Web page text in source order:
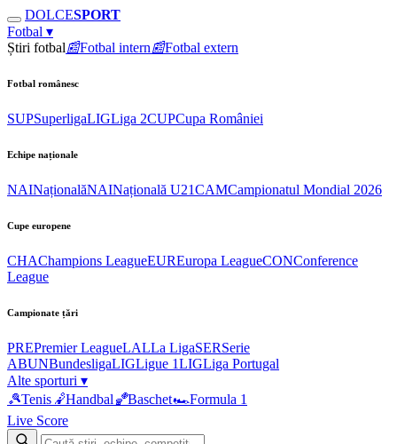
DOLCESPORT
Fotbal ▾
Știri fotbal📰Fotbal intern📰Fotbal extern
Fotbal românesc
SUPSuperligaLIGLiga 2CUPCupa României
Echipe naționale
NAINaționalăNAINațională U21CAMCampionatul Mondial 2026
Cupe europene
CHAChampions LeagueEUREuropa LeagueCONConference
League
Campionate țări
PREPremier LeagueLALLa LigaSERSerie
ABUNBundesligaLIGLigue 1LIGLiga Portugal
Alte sporturi ▾
🎾Tenis 🤾Handbal🏀Baschet🏎Formula 1
Live Score